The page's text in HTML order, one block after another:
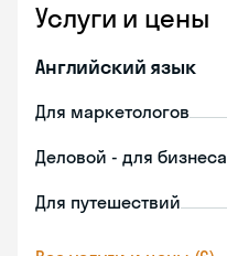
Услуги и цены
Английский язык
Для маркетологов
Деловой - для бизнеса
Для путешествий